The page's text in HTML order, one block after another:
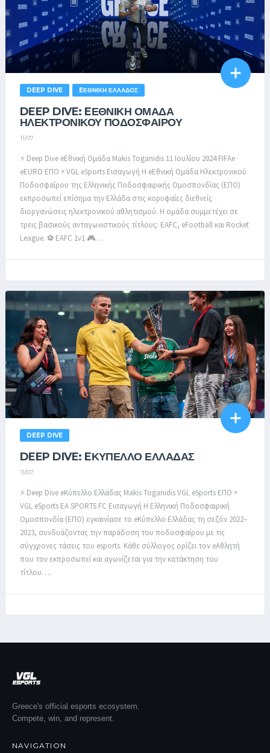
DEEP DIVE EΕΘΝΙΚΉ ΕΛΛΆΔΟΣ
DEEP DIVE: EΕΘΝΙΚΉ ΟΜΆΔΑ
ΗΛΕΚΤΡΟΝΙΚΟΎ ΠΟΔΟΣΦΑΊΡΟΥ
11/07
⚡ Deep Dive eΕθνική Ομάδα Makis Toganidis 11 Ιουλίου 2024 FIFAe ·
eEURO ΕΠΟ × VGL eSports Εισαγωγή Η eΕθνική Ομάδα Ηλεκτρονικού
Ποδοσφαίρου της Ελληνικής Ποδοσφαιρικής Ομοσπονδίας (ΕΠΟ)
εκπροσωπεί επίσημα την Ελλάδα στις κορυφαίες διεθνείς
διοργανώσεις ηλεκτρονικού αθλητισμού. Η ομάδα συμμετέχει σε
τρεις βασικούς ανταγωνιστικούς τίτλους: EAFC, eFootball και Rocket
League. ⚽ EAFC 1v1 🎮…
DEEP DIVE
DEEP DIVE: EΚΎΠΕΛΛΟ ΕΛΛΆΔΑΣ
11/07
⚡ Deep Dive eΚύπελλο Ελλάδας Makis Toganidis VGL eSports ΕΠΟ ×
VGL eSports EA SPORTS FC Εισαγωγή Η Ελληνική Ποδοσφαιρική
Ομοσπονδία (ΕΠΟ) εγκαινίασε το eΚύπελλο Ελλάδας τη σεζόν 2022–
2023, συνδυάζοντας την παράδοση του ποδοσφαίρου με τις
σύγχρονες τάσεις του esports. Κάθε σύλλογος ορίζει τον eΑθλητή
που τον εκπροσωπεί και αγωνίζεται για την κατάκτηση του
τίτλου….
Greece's official esports ecosystem.
Compete, win, and represent.
NAVIGATION